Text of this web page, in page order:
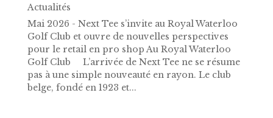
Actualités
Mai 2026 - Next Tee s’invite au Royal Waterloo
Golf Club et ouvre de nouvelles perspectives
pour le retail en pro shop Au Royal Waterloo
Golf Club L’arrivée de Next Tee ne se résume
pas à une simple nouveauté en rayon. Le club
belge, fondé en 1923 et...